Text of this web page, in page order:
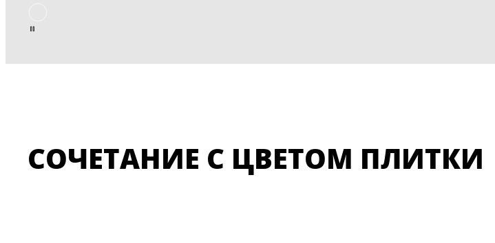
СОЧЕТАНИЕ С ЦВЕТОМ ПЛИТКИ